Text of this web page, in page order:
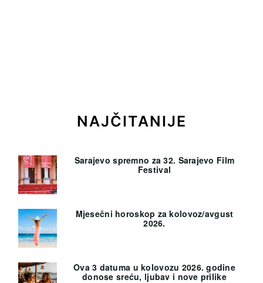
NAJČITANIJE
Sarajevo spremno za 32. Sarajevo Film
Festival
Mjesečni horoskop za kolovoz/avgust
2026.
Ova 3 datuma u kolovozu 2026. godine
donose sreću, ljubav i nove prilike